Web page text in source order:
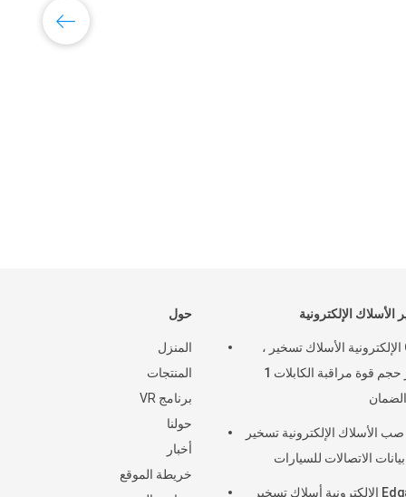
حول
المنزل
المنتجات
برنامج VR
حولنا
أخبار
خريطة الموقع
الأسلاك الإلكترونية
Oem الإلكترونية الأسلاك تسخير ،
معيار حجم قوة مراقبة الكابلات 1
الأسلاك الإلكترونية تسخير
الاتصالات للسيارات
Edgarcn الإلكترونية أسلاك تسخير